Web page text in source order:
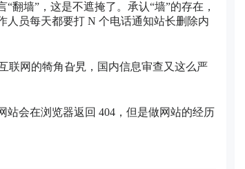
翻墙”，这是不遮掩了。承认“墙”的存在，
人员每天都要打 N 个电话通知站长删除内
联网的犄角旮旯，国内信息审查又这么严
站会在浏览器返回 404，但是做网站的经历